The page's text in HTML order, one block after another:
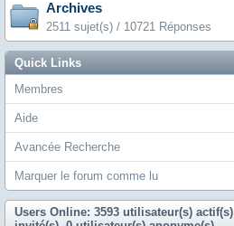
Archives
2511 sujet(s) / 10721 Réponses
Quick Links
Membres
Aide
Avancée Recherche
Marquer le forum comme lu
Users Online: 3593 utilisateur(s) actif(s)